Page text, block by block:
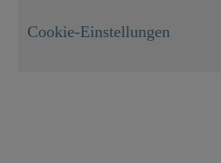
Cookie-Einstellungen